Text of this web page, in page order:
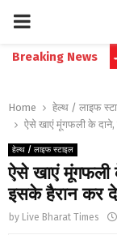
PRIMARY
MENU
Breaking News
टिकट बुकिंग ⇝
Home
हेल्थ / लाइफ
ऐसे खाएं मूंगफली के दाने,
हेल्थ / लाइफ स्टाइल
ऐसे खाएं मूंगफली
इसके हैरान कर
by Live Bharat Times